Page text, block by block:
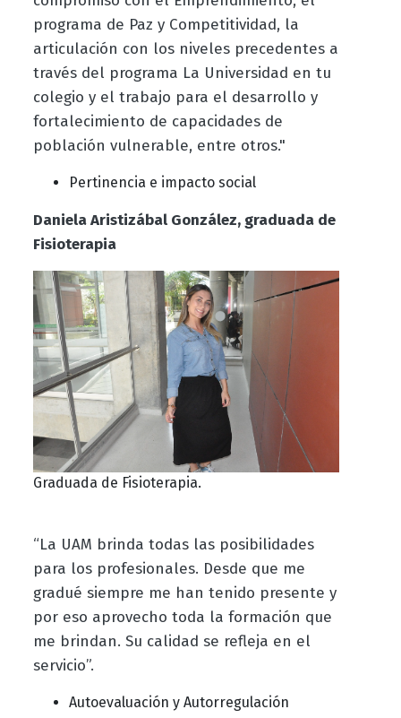
programa de Paz y Competitividad, la
articulación con los niveles precedentes a
través del programa La Universidad en tu
colegio y el trabajo para el desarrollo y
fortalecimiento de capacidades de
población vulnerable, entre otros."
Pertinencia e impacto social
Daniela Aristizábal González, graduada de
Fisioterapia
Graduada de Fisioterapia.
“La UAM brinda todas las posibilidades
para los profesionales. Desde que me
gradué siempre me han tenido presente y
por eso aprovecho toda la formación que
me brindan. Su calidad se refleja en el
servicio”.
Autoevaluación y Autorregulación